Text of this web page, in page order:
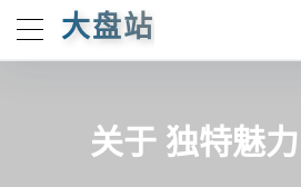
大盘站
关于 独特魅力